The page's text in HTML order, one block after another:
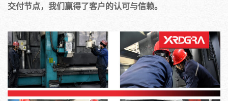
交付节点，我们赢得了客户的认可与信赖。